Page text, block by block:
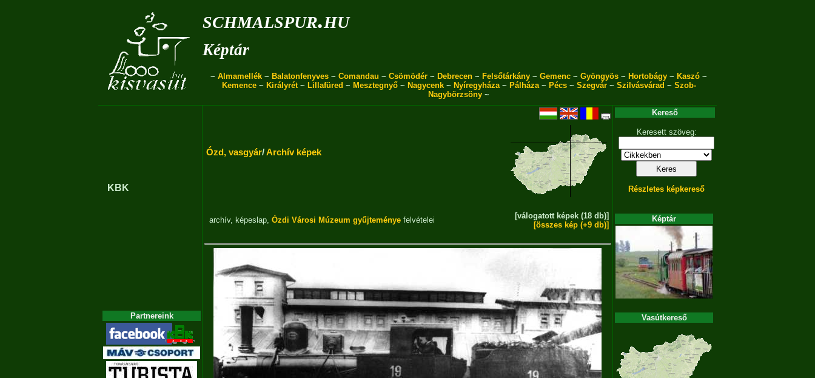
schmalspur.hu
Képtár
~ Almamellék ~ Balatonfenyves ~ Comandau ~ Csömödér ~ Debrecen ~ Felsőtárkány ~ Gemenc ~ Gyöngyös ~ Hortobágy ~ Kaszó ~
Kemence~ Királyrét~ Lillafüred ~ Mesztegnyő~ Nagycenk~ Nyíregyháza~ Pálháza~ Pécs~ Szegvár~ Szilvásvárad ~ Szob-
Nagybörzsöny ~
KBK
Partnereink
Ózd, vasgyár/Archív képek
archív, képeslap, Ózdi Városi Múzeum gyűjteménye felvételei
[válogatott képek (18 db)]
[összes kép (+9 db)]
Kereső
Keresett szöveg:
Részletes képkereső
Képtár
Vasútkereső